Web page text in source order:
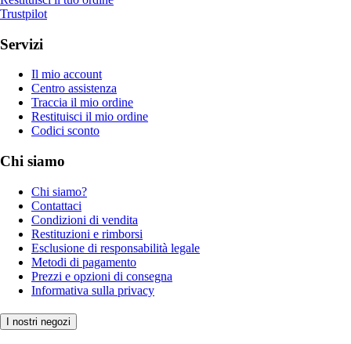
Trustpilot
Servizi
Il mio account
Centro assistenza
Traccia il mio ordine
Restituisci il mio ordine
Codici sconto
Chi siamo
Chi siamo?
Contattaci
Condizioni di vendita
Restituzioni e rimborsi
Esclusione di responsabilità legale
Metodi di pagamento
Prezzi e opzioni di consegna
Informativa sulla privacy
I nostri negozi